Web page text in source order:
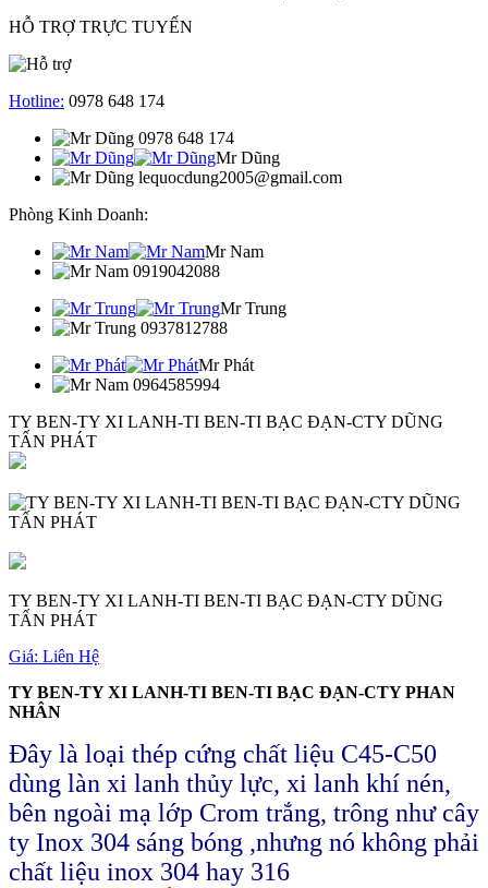
HỖ TRỢ TRỰC TUYẾN
Hotline: 0978 648 174
0978 648 174
Mr Dũng
lequocdung2005@gmail.com
Phòng Kinh Doanh:
Mr Nam
0919042088
Mr Trung
0937812788
Mr Phát
0964585994
TY BEN-TY XI LANH-TI BEN-TI BẠC ĐẠN-CTY DŨNG
TẤN PHÁT
TY BEN-TY XI LANH-TI BEN-TI BẠC ĐẠN-CTY DŨNG
TẤN PHÁT
Giá: Liên Hệ
TY BEN-TY XI LANH-TI BEN-TI BẠC ĐẠN-CTY PHAN
NHÂN
Đây là loại thép cứng chất liệu C45-C50
dùng làn xi lanh thủy lực, xi lanh khí nén,
bên ngoài mạ lớp Crom trắng, trông như cây
ty Inox 304 sáng bóng ,nhưng nó không phải
chất liệu inox 304 hay 316